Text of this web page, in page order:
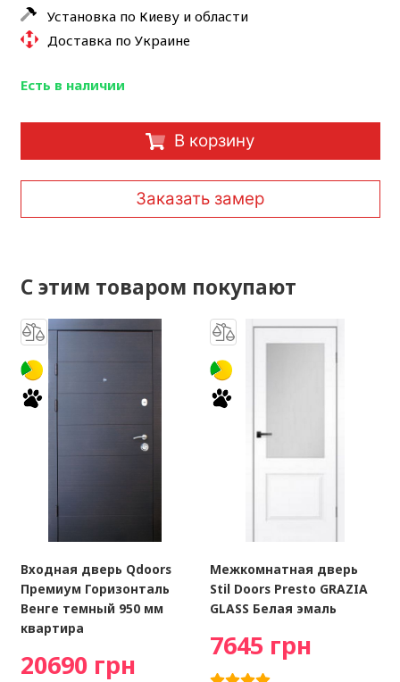
Установка по Киеву и области
Доставка по Украине
Есть в наличии
В корзину
Заказать замер
С этим товаром покупают
Входная дверь Qdoors
Премиум Горизонталь
Венге темный 950 мм
квартира
20690 грн
Межкомнатная дверь
Stil Doors Presto GRAZIA
GLASS Белая эмаль
7645 грн